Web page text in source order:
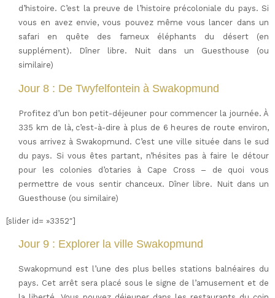
d’histoire. C’est la preuve de l’histoire précoloniale du pays. Si
vous en avez envie, vous pouvez même vous lancer dans un
safari en quête des fameux éléphants du désert (en
supplément). Dîner libre. Nuit dans un Guesthouse (ou
similaire)
Jour 8 : De Twyfelfontein à Swakopmund
Profitez d’un bon petit-déjeuner pour commencer la journée. À
335 km de là, c’est-à-dire à plus de 6 heures de route environ,
vous arrivez à Swakopmund. C’est une ville située dans le sud
du pays. Si vous êtes partant, n’hésites pas à faire le détour
pour les colonies d’otaries à Cape Cross – de quoi vous
permettre de vous sentir chanceux. Dîner libre. Nuit dans un
Guesthouse (ou similaire)
[slider id= »3352″]
Jour 9 : Explorer la ville Swakopmund
Swakopmund est l’une des plus belles stations balnéaires du
pays. Cet arrêt sera placé sous le signe de l’amusement et de